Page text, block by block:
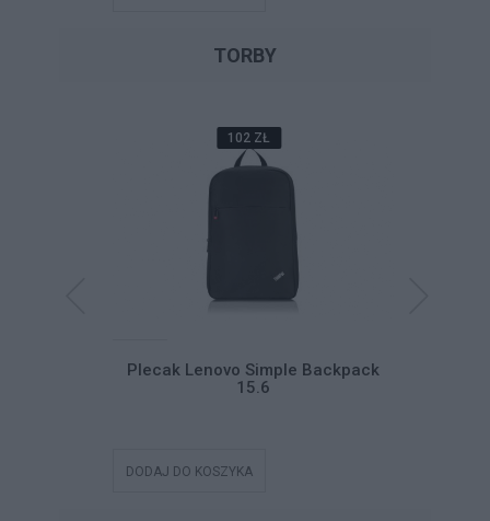
TORBY
102 ZŁ
Plecak Lenovo Simple Backpack
15.6
DODAJ DO KOSZYKA